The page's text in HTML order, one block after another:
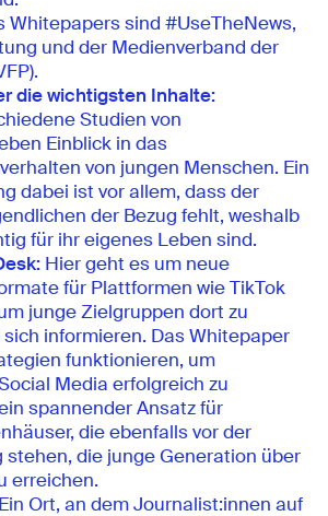
Whitepapers sind #UseTheNews,
und der Medienverband der
die wichtigsten Inhalte:
Studien von
Einblick in das
von jungen Menschen. Ein
dabei ist vor allem, dass der
der Bezug fehlt, weshalb
für ihr eigenes Leben sind.
Hier geht es um neue
für Plattformen wie TikTok
junge Zielgruppen dort zu
informieren. Das Whitepaper
funktionieren, um
Media erfolgreich zu
spannender Ansatz für
die ebenfalls vor der
stehen, die junge Generation über
erreichen.
Ein Ort, an dem Journalist:innen auf